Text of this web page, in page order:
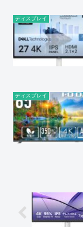
ディスプレイ
ディスプレイ